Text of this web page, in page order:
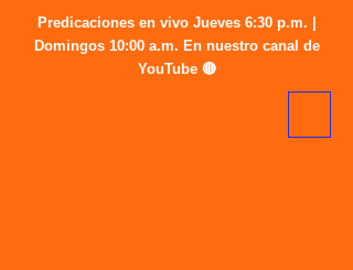
Predicaciones en vivo Jueves 6:30 p.m. |
Domingos 10:00 a.m. En nuestro canal de
YouTube 🔴